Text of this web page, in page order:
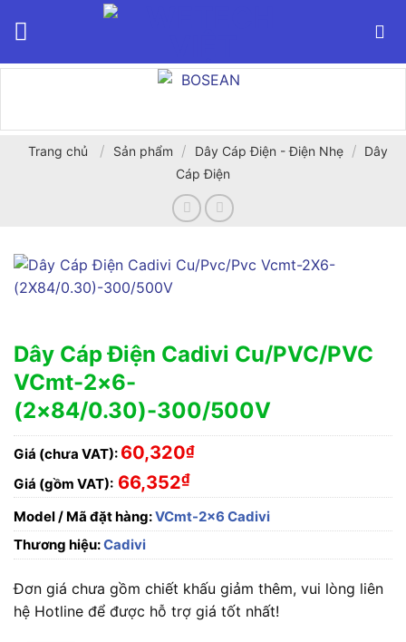
Trang chủ / Sản phẩm / Dây Cáp Điện - Điện Nhẹ / Dây
Cáp Điện
Dây Cáp Điện Cadivi Cu/PVC/PVC
VCmt-2×6-
(2×84/0.30)-300/500V
Giá (chưa VAT): 60,320₫
Giá (gồm VAT): 66,352₫
Model / Mã đặt hàng:VCmt-2x6 Cadivi
Thương hiệu:Cadivi
Đơn giá chưa gồm chiết khấu giảm thêm, vui lòng liên
hệ Hotline để được hỗ trợ giá tốt nhất!